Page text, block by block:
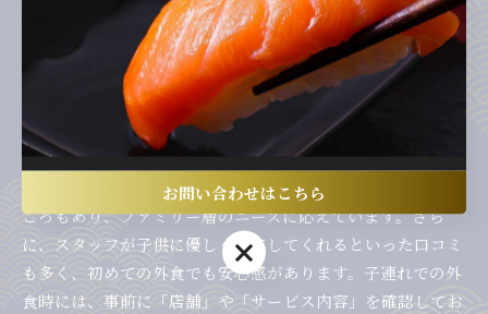
西尾市の寿司店では、子連れでも安心して利用できるよう、
さまざまな工夫が施されています。例えば、座敷席や半個室
を完備した店舗では、ベビーカーの持ち込みや小さなお子様
連れでもリラックスして食事が可能です。また、店によって
はお子様向けの寿司セットやジュース、デザートが用意され
ており、子供も飽きずに楽しめます。
店内にはキッズチェアやおむつ替えスペースを設けていると
ころもあり、ファミリー層のニーズに応えています。さら
に、スタッフが子供に優しく対応してくれるといった口コミ
も多く、初めての外食でも安心感があります。子連れでの外
食時には、事前に「店舗」や「サービス内容」を確認してお
お問い合わせはこちら
お問い合わせはこちら